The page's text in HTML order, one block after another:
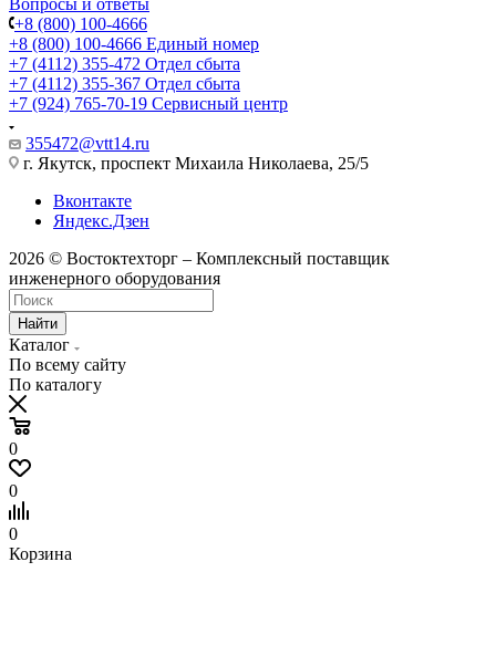
+8 (800) 100-4666
+8 (800) 100-4666 Единый номер
+7 (4112) 355-472 Отдел сбыта
+7 (4112) 355-367 Отдел сбыта
+7 (924) 765-70-19 Сервисный центр
355472@vtt14.ru
г. Якутск, проспект Михаила Николаева, 25/5
Вконтакте
Яндекс.Дзен
2026 © Востоктехторг – Комплексный поставщик
инженерного оборудования
Найти
Каталог
По всему сайту
По каталогу
0
0
0
Корзина